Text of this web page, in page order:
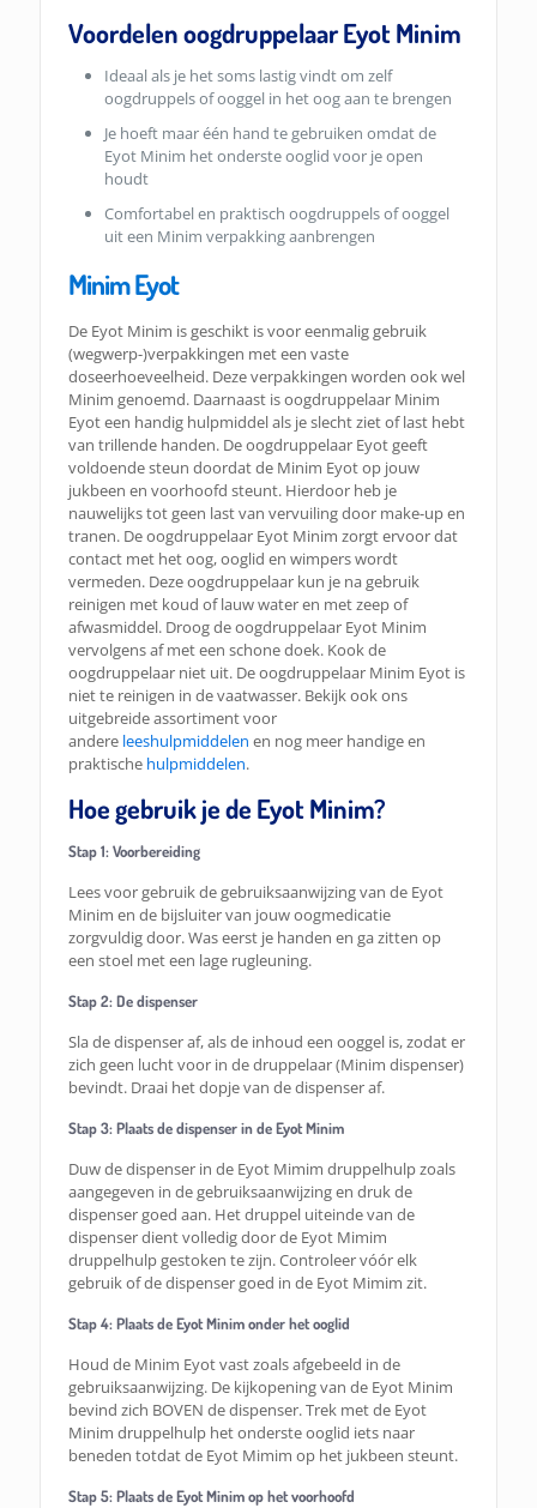
Voordelen oogdruppelaar Eyot Minim
Ideaal als je het soms lastig vindt om zelf
oogdruppels of ooggel in het oog aan te brengen
Je hoeft maar één hand te gebruiken omdat de
Eyot Minim het onderste ooglid voor je open
houdt
Comfortabel en praktisch oogdruppels of ooggel
uit een Minim verpakking aanbrengen
Minim Eyot
De Eyot Minim is geschikt is voor eenmalig gebruik
(wegwerp-)verpakkingen met een vaste
doseerhoeveelheid. Deze verpakkingen worden ook wel
Minim genoemd. Daarnaast is oogdruppelaar Minim
Eyot een handig hulpmiddel als je slecht ziet of last hebt
van trillende handen. De oogdruppelaar Eyot geeft
voldoende steun doordat de Minim Eyot op jouw
jukbeen en voorhoofd steunt. Hierdoor heb je
nauwelijks tot geen last van vervuiling door make-up en
tranen. De oogdruppelaar Eyot Minim zorgt ervoor dat
contact met het oog, ooglid en wimpers wordt
vermeden. Deze oogdruppelaar kun je na gebruik
reinigen met koud of lauw water en met zeep of
afwasmiddel. Droog de oogdruppelaar Eyot Minim
vervolgens af met een schone doek. Kook de
oogdruppelaar niet uit. De oogdruppelaar Minim Eyot is
niet te reinigen in de vaatwasser. Bekijk ook ons
uitgebreide assortiment voor
andere leeshulpmiddelen en nog meer handige en
praktische hulpmiddelen.
Hoe gebruik je de Eyot Minim?
Stap 1: Voorbereiding
Lees voor gebruik de gebruiksaanwijzing van de Eyot
Minim en de bijsluiter van jouw oogmedicatie
zorgvuldig door. Was eerst je handen en ga zitten op
een stoel met een lage rugleuning.
Stap 2: De dispenser
Sla de dispenser af, als de inhoud een ooggel is, zodat er
zich geen lucht voor in de druppelaar (Minim dispenser)
bevindt. Draai het dopje van de dispenser af.
Stap 3: Plaats de dispenser in de Eyot Minim
Duw de dispenser in de Eyot Mimim druppelhulp zoals
aangegeven in de gebruiksaanwijzing en druk de
dispenser goed aan. Het druppel uiteinde van de
dispenser dient volledig door de Eyot Mimim
druppelhulp gestoken te zijn. Controleer vóór elk
gebruik of de dispenser goed in de Eyot Mimim zit.
Stap 4: Plaats de Eyot Minim onder het ooglid
Houd de Minim Eyot vast zoals afgebeeld in de
gebruiksaanwijzing. De kijkopening van de Eyot Minim
bevind zich BOVEN de dispenser. Trek met de Eyot
Minim druppelhulp het onderste ooglid iets naar
beneden totdat de Eyot Mimim op het jukbeen steunt.
Stap 5: Plaats de Eyot Minim op het voorhoofd